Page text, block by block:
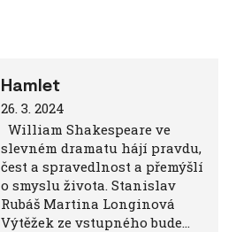
Hamlet
26. 3. 2024
William Shakespeare ve
slevném dramatu hájí pravdu,
čest a spravedlnost a přemýšlí
o smyslu života. Stanislav
Rubáš Martina Longinová
Výtěžek ze vstupného bude…